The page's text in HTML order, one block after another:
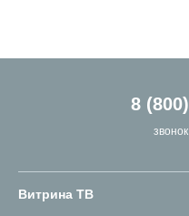
8
Витрина ТВ